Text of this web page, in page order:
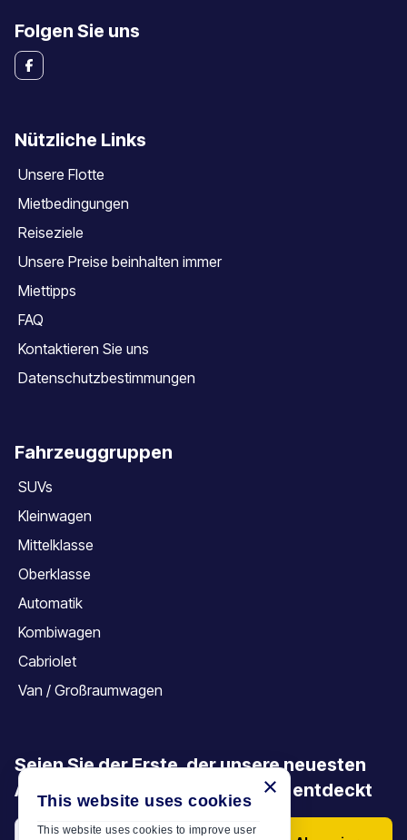
Folgen Sie uns
Nützliche Links
Unsere Flotte
Mietbedingungen
Reiseziele
Unsere Preise beinhalten immer
Miettipps
FAQ
Kontaktieren Sie uns
Datenschutzbestimmungen
Fahrzeuggruppen
SUVs
Kleinwagen
Mittelklasse
Oberklasse
Automatik
Kombiwagen
Cabriolet
Van / Großraumwagen
Seien Sie der Erste, der unsere neuesten
Angebote, Aktionen und Artikel entdeckt
×
This website uses cookies
This website uses cookies to improve user